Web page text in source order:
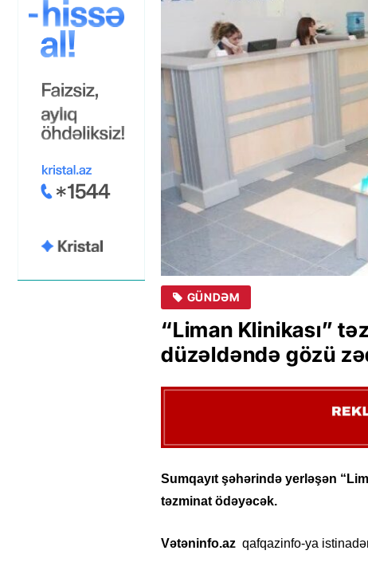
GÜNDƏM
“Liman Klinikası”
düzəldəndə gözü
Sumqayıt şəhərində yerləşən
təzminat ödəyəcək.
Vətəninfo.az qafqazinfo-ya